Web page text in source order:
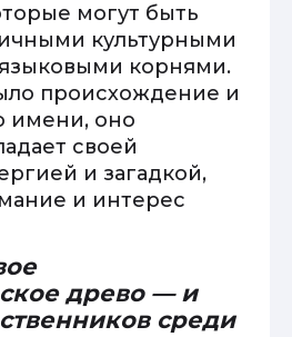
могут быть
культурными
корнями.
происхождение и
имени, оно
своей
и загадкой,
и интерес
древо — и
среди